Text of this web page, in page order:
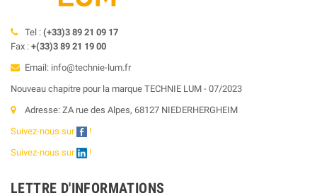
Tel : (+33)3 89 21 09 17
Fax : +(33)3 89 21 19 00
Email: info@technie-lum.fr
Nouveau chapitre pour la marque TECHNIE LUM - 07/2023
Adresse: ZA rue des Alpes, 68127 NIEDERHERGHEIM
Suivez-nous sur
!
Suivez-nous sur
!
LETTRE D'INFORMATIONS